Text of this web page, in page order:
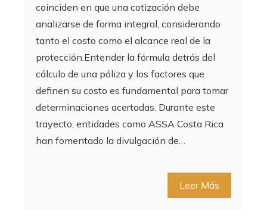
coinciden en que una cotización debe
analizarse de forma integral, considerando
tanto el costo como el alcance real de la
protección.Entender la fórmula detrás del
cálculo de una póliza y los factores que
definen su costo es fundamental para tomar
determinaciones acertadas. Durante este
trayecto, entidades como ASSA Costa Rica
han fomentado la divulgación de…
Leer Más